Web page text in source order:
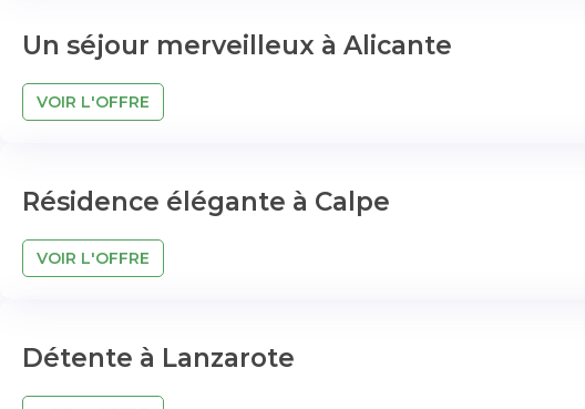
Un séjour merveilleux à Alicante
VOIR L'OFFRE
Résidence élégante à Calpe
VOIR L'OFFRE
Détente à Lanzarote